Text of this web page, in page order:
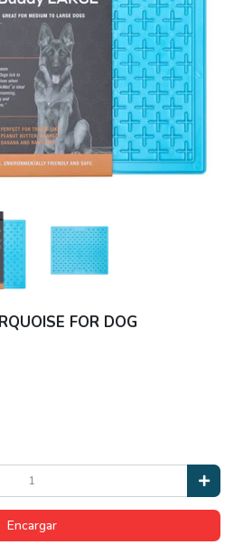
FOR DOG
Encargar